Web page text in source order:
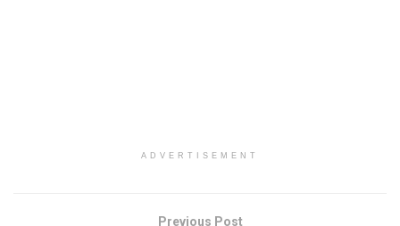
ADVERTISEMENT
Previous Post